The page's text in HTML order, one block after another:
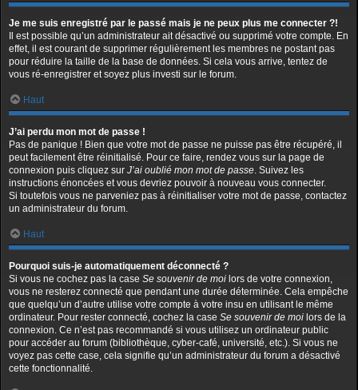
Je me suis enregistré par le passé mais je ne peux plus me connecter ?!
Il est possible qu’un administrateur ait désactivé ou supprimé votre compte. En
effet, il est courant de supprimer régulièrement les membres ne postant pas
pour réduire la taille de la base de données. Si cela vous arrive, tentez de
vous ré-enregistrer et soyez plus investi sur le forum.
Haut
J’ai perdu mon mot de passe !
Pas de panique ! Bien que votre mot de passe ne puisse pas être récupéré, il
peut facilement être réinitialisé. Pour ce faire, rendez vous sur la page de
connexion puis cliquez sur J’ai oublié mon mot de passe. Suivez les
instructions énoncées et vous devriez pouvoir à nouveau vous connecter.
Si toutefois vous ne parveniez pas à réinitialiser votre mot de passe, contactez
un administrateur du forum.
Haut
Pourquoi suis-je automatiquement déconnecté ?
Si vous ne cochez pas la case Se souvenir de moi lors de votre connexion,
vous ne resterez connecté que pendant une durée déterminée. Cela empêche
que quelqu’un d’autre utilise votre compte à votre insu en utilisant le même
ordinateur. Pour rester connecté, cochez la case Se souvenir de moi lors de la
connexion. Ce n’est pas recommandé si vous utilisez un ordinateur public
pour accéder au forum (bibliothèque, cyber-café, université, etc.). Si vous ne
voyez pas cette case, cela signifie qu’un administrateur du forum a désactivé
cette fonctionnalité.